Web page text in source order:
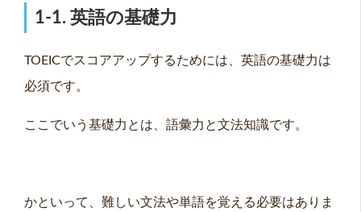
1-1. 英語の基礎力
TOEICでスコアアップするためには、英語の基礎力は
必須です。
ここでいう基礎力とは、語彙力と文法知識です。
かといって、難しい文法や単語を覚える必要はありま